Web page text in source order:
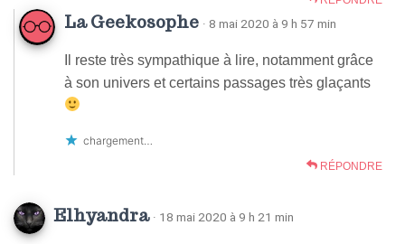
La Geekosophe · 8 mai 2020 à 9 h 57 min
Il reste très sympathique à lire, notamment grâce
à son univers et certains passages très glaçants
chargement…
RÉPONDRE
Elhyandra · 18 mai 2020 à 9 h 21 min